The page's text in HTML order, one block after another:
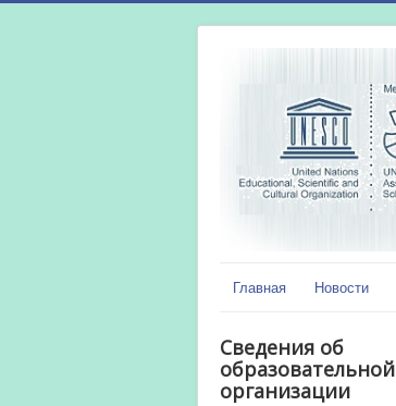
Главная Новости
Сведения об
образовательной
организации